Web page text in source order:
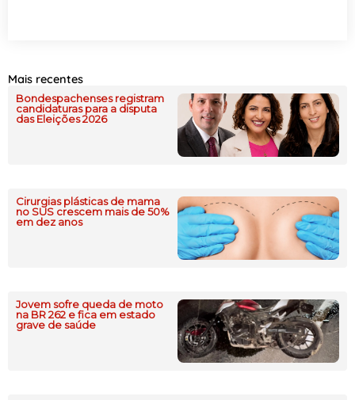
Mais recentes
Bondespachenses registram
candidaturas para a disputa
das Eleições 2026
Cirurgias plásticas de mama
no SUS crescem mais de 50%
em dez anos
Jovem sofre queda de moto
na BR 262 e fica em estado
grave de saúde